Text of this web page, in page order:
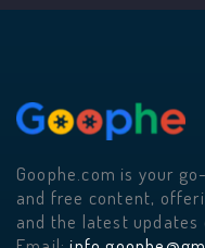
Goophe.com is your
and free content,
and the latest updates